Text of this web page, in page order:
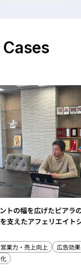
げたピアラの成長戦略。
ェリエイトシステムと
上
広告効果の改善